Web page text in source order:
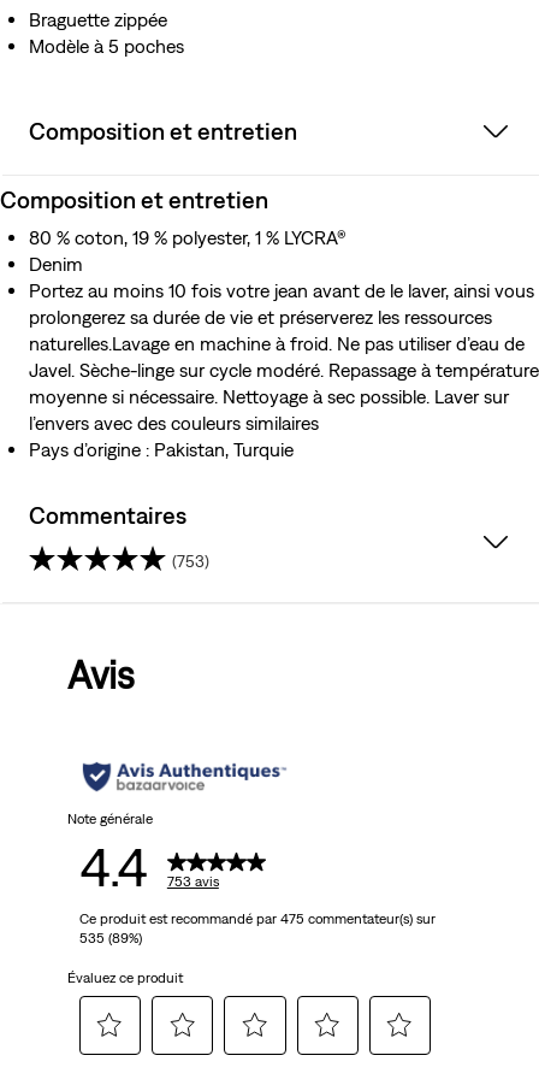
Braguette zippée
Modèle à 5 poches
Composition et entretien
Composition et entretien
80 % coton, 19 % polyester, 1 % LYCRA®
Denim
Portez au moins 10 fois votre jean avant de le laver, ainsi vous
prolongerez sa durée de vie et préserverez les ressources
naturelles.Lavage en machine à froid. Ne pas utiliser d’eau de
Javel. Sèche-linge sur cycle modéré. Repassage à température
moyenne si nécessaire. Nettoyage à sec possible. Laver sur
l’envers avec des couleurs similaires
Pays d’origine : Pakistan, Turquie
Commentaires
(753)
avis
Avis
Note générale
4.4 753 avis
Ce produit est recommandé par 475 commentateur(s) sur
535 (89%)
Évaluez ce produit